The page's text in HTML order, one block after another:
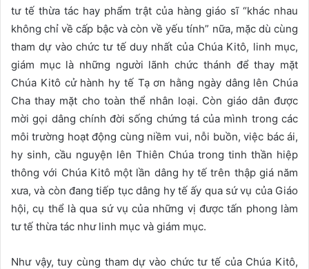
tư tế thừa tác hay phẩm trật của hàng giáo sĩ “khác nhau
không chỉ về cấp bậc và còn về yếu tính” nữa, mặc dù cùng
tham dự vào chức tư tế duy nhất của Chúa Kitô, linh mục,
giám mục là những người lãnh chức thánh để thay mặt
Chúa Kitô cử hành hy tế Tạ ơn hằng ngày dâng lên Chúa
Cha thay mặt cho toàn thể nhân loại. Còn giáo dân được
mời gọi dâng chính đời sống chứng tá của mình trong các
môi trường hoạt động cùng niềm vui, nỗi buồn, việc bác ái,
hy sinh, cầu nguyện lên Thiên Chúa trong tinh thần hiệp
thông với Chúa Kitô một lần dâng hy tế trên thập giá năm
xưa, và còn đang tiếp tục dâng hy tế ấy qua sứ vụ của Giáo
hội, cụ thể là qua sứ vụ của những vị được tấn phong làm
tư tế thừa tác như linh mục và giám mục.
Như vậy, tuy cùng tham dự vào chức tư tế của Chúa Kitô,